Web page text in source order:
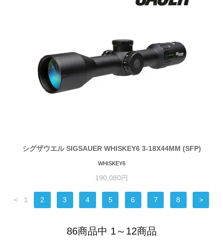
シグザウエル SIGSAUER WHISKEY6 3-18X44MM (SFP)
WHISKEY6
190,080円
< 1 2 3 4 5 6 7 8 >
86商品中 1～12商品